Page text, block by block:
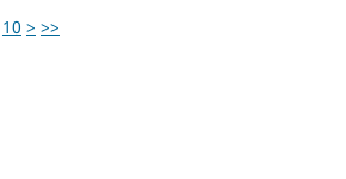
10 > >>